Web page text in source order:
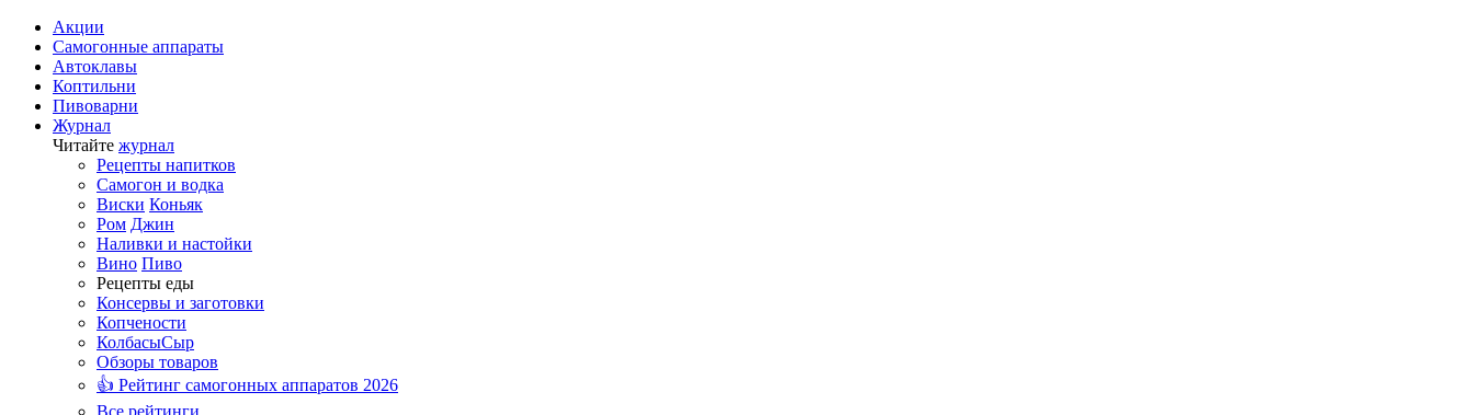
Акции
Самогонные аппараты
Автоклавы
Коптильни
Пивоварни
Журнал
Читайте журнал
Рецепты напитков
Самогон и водка
Виски Коньяк
Ром Джин
Наливки и настойки
Вино Пиво
Рецепты еды
Консервы и заготовки
Копчености
КолбасыСыр
Обзоры товаров
👍 Рейтинг самогонных аппаратов 2026
Все рейтинги